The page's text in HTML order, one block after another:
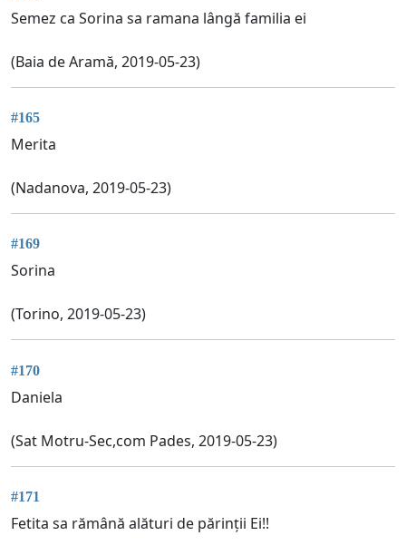
Semez ca Sorina sa ramana lângă familia ei
(Baia de Aramă, 2019-05-23)
#165
Merita
(Nadanova, 2019-05-23)
#169
Sorina
(Torino, 2019-05-23)
#170
Daniela
(Sat Motru-Sec,com Pades, 2019-05-23)
#171
Fetita sa rămână alături de părinții Ei!!